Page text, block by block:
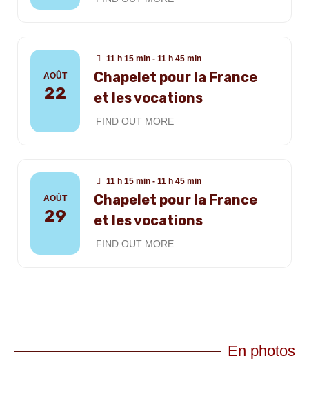
AOÛT
22
11 h 15 min - 11 h 45 min
Chapelet pour la France
et les vocations
FIND OUT MORE
AOÛT
29
11 h 15 min - 11 h 45 min
Chapelet pour la France
et les vocations
FIND OUT MORE
En photos